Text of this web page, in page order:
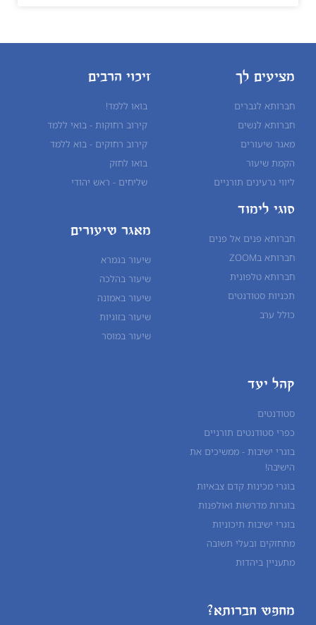
מציעים לך
חברותא לגברים
חברותא לנשים
מאגר שיעורים
הקמת שיעור
ליווי גרעינים תורניים
זיכוי הרבים
בואו ללמד!
קירוב רחוקות - בואי ללמד
קירוב רחוקים - בוא ללמד
בואו לחזק
שליחים - ראש יהודי
סוגי לימוד
חברותא פנים אל פנים
חברותא בZOOM
חברותא טלפונית
תכניות סטודנטים
כולל ערב
מאגר שיעורים
שיעור בגמרא
שיעור בהלכה
שיעור באמונה
שיעור בזוגיות
שיעור במוסר
קהל יעד
סטודנטים
כפרי סטודנטים תורניים
בוגרי ישיבות - ממשיכים את
הישיבה!
בוגרי מכינות קדם צבאיות
בוגרות מדרשות ואולפנות
בוגרי ישיבות תיכוניות
מתחזקים ובעלי תשובה
מתעניין ביהדות
מחפש חברותא?